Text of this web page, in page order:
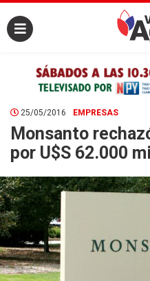
25/05/2016 EMPRESAS
Monsanto
por U$S 62.000